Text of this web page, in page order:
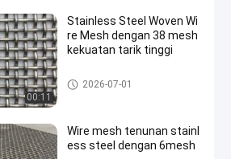
00:11
Stainless Steel Woven Wi
re Mesh dengan 38 mesh
kekuatan tarik tinggi
ss anyaman wire mesh
2026-07-01
Wire mesh tenunan stainl
ess steel dengan 6mesh